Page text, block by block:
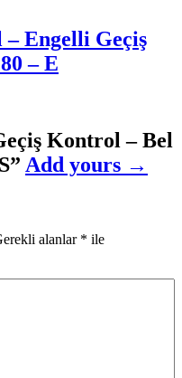
Engelli Geçiş
– E
Kontrol – Bel
” Add yours →
alanlar * ile